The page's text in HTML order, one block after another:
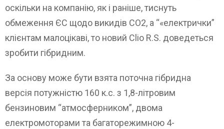
оскільки на компанію, як і раніше, тиснуть
обмеження ЄС щодо викидів СО2, а “«електрички”
клієнтам малоцікаві, то новий Clio R.S. доведеться
зробити гібридним.
За основу може бути взята поточна гібридна
версія потужністю 160 к.с. з 1,8-літровим
бензиновим “атмосферником”, двома
електромоторами та багаторежимною 4-